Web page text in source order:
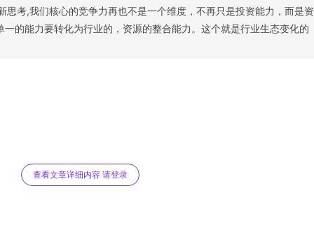
思考,我们核心的竞争力再也不是一个维度，不再只是投资能力，而是资
的能力要转化为行业的，资源的整合能力。这个就是行业生态变化的
查看文章详细内容 请登录